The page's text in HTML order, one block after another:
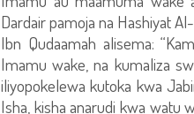
Dardair pamoja na Hashiyat
Ibn Qudaamah alisema:
Imamu wake, na kumaliza
iliyopokelewa kutoka kwa
Isha, kisha anarudi kwa watu